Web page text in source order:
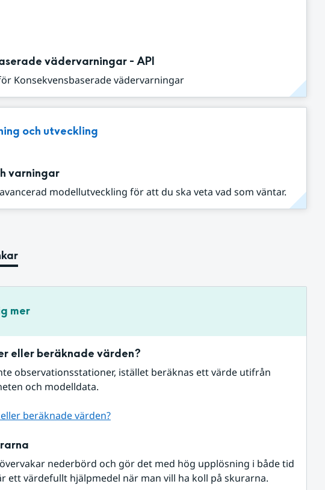
vädervarningar - API
Konsekvensbaserade vädervarningar
och utveckling
varningar
modellutveckling för att du ska veta vad som väntar.
mer
eller beräknade värden?
observationsstationer, istället beräknas ett värde utifrån
och modelldata.
beräknade värden?
nederbörd och gör det med hög upplösning i både tid
ett värdefullt hjälpmedel när man vill ha koll på skurarna.